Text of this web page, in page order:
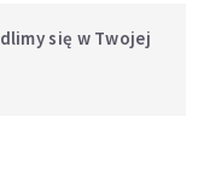
się w Twojej